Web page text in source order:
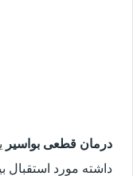
درمان قطعی بواسیر
داشته مورد